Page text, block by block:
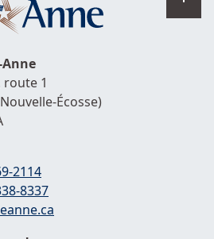
en
route 1
Écosse)
2114
8337